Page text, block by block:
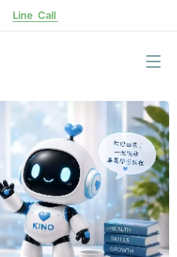
Line Call